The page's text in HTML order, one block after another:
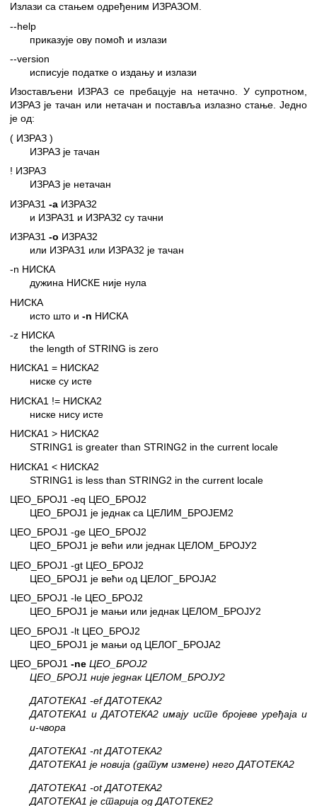
Излази са стањем одређеним ИЗРАЗОМ.
--help
приказује ову помоћ и излази
--version
исписује податке о издању и излази
Изостављени ИЗРАЗ се пребацује на нетачно. У супротном,
ИЗРАЗ је тачан или нетачан и поставља излазно стање. Једно
је од:
( ИЗРАЗ )
ИЗРАЗ је тачан
! ИЗРАЗ
ИЗРАЗ је нетачан
ИЗРАЗ1 -a ИЗРАЗ2
и ИЗРАЗ1 и ИЗРАЗ2 су тачни
ИЗРАЗ1 -o ИЗРАЗ2
или ИЗРАЗ1 или ИЗРАЗ2 је тачан
-n НИСКА
дужина НИСКЕ није нула
НИСКА
исто што и -n НИСКА
-z НИСКА
the length of STRING is zero
НИСКА1 = НИСКА2
ниске су исте
НИСКА1 != НИСКА2
ниске нису исте
НИСКА1 > НИСКА2
STRING1 is greater than STRING2 in the current locale
НИСКА1 < НИСКА2
STRING1 is less than STRING2 in the current locale
ЦЕО_БРОЈ1 -eq ЦЕО_БРОЈ2
ЦЕО_БРОЈ1 је једнак са ЦЕЛИМ_БРОЈЕМ2
ЦЕО_БРОЈ1 -ge ЦЕО_БРОЈ2
ЦЕО_БРОЈ1 је већи или једнак ЦЕЛОМ_БРОЈУ2
ЦЕО_БРОЈ1 -gt ЦЕО_БРОЈ2
ЦЕО_БРОЈ1 је већи од ЦЕЛОГ_БРОЈА2
ЦЕО_БРОЈ1 -le ЦЕО_БРОЈ2
ЦЕО_БРОЈ1 је мањи или једнак ЦЕЛОМ_БРОЈУ2
ЦЕО_БРОЈ1 -lt ЦЕО_БРОЈ2
ЦЕО_БРОЈ1 је мањи од ЦЕЛОГ_БРОЈА2
ЦЕО_БРОЈ1 -ne ЦЕО_БРОЈ2
ЦЕО_БРОЈ1 није једнак ЦЕЛОМ_БРОЈУ2
ДАТОТЕКА1 -ef ДАТОТЕКА2
ДАТОТЕКА1 и ДАТОТЕКА2 имају исте бројеве уређаја и
и-чвора
ДАТОТЕКА1 -nt ДАТОТЕКА2
ДАТОТЕКА1 је новија (датум измене) него ДАТОТЕКА2
ДАТОТЕКА1 -ot ДАТОТЕКА2
ДАТОТЕКА1 је старија од ДАТОТЕКЕ2